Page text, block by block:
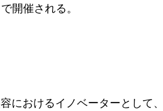
開催される。
におけるイノベーターとして